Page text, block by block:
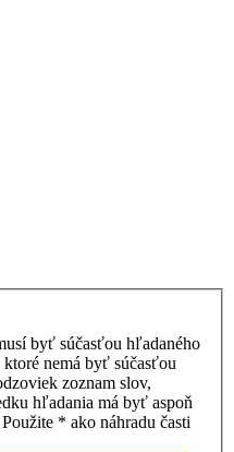
byť súčasťou hľadaného
ktoré nemá byť súčasťou
zoznam slov,
hľadania má byť aspoň
* ako náhradu časti